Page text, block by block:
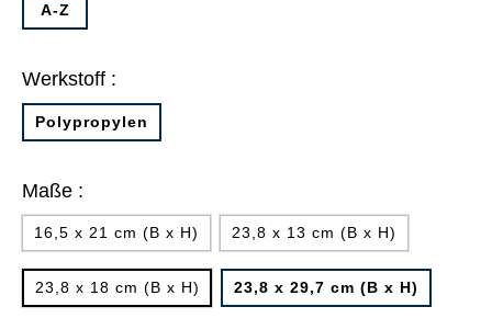
A-Z
Werkstoff :
Polypropylen
Maße :
16,5 x 21 cm (B x H) 23,8 x 13 cm (B x H)
23,8 x 18 cm (B x H) 23,8 x 29,7 cm (B x H)